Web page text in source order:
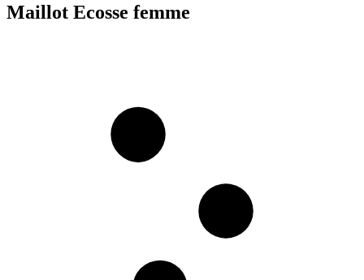
Maillot Ecosse femme